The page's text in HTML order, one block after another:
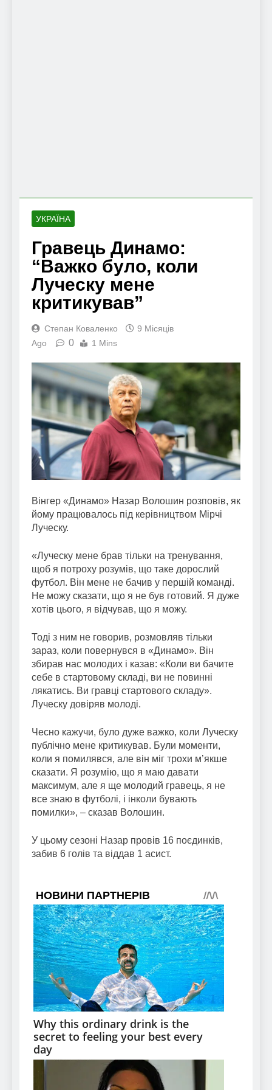
УКРАЇНА
Гравець Динамо:
“Важко було, коли
Луческу мене
критикував”
Степан Коваленко
9 Місяців
Ago
0 1 Mins
Вінгер «Динамо» Назар Волошин розповів, як
йому працювалось під керівництвом Мірчі
Луческу.
«Луческу мене брав тільки на тренування,
щоб я потроху розумів, що таке дорослий
футбол. Він мене не бачив у першій команді.
Не можу сказати, що я не був готовий. Я дуже
хотів цього, я відчував, що я можу.
Тоді з ним не говорив, розмовляв тільки
зараз, коли повернувся в «Динамо». Він
збирав нас молодих і казав: «Коли ви бачите
себе в стартовому складі, ви не повинні
лякатись. Ви гравці стартового складу».
Луческу довіряв молоді.
Чесно кажучи, було дуже важко, коли Луческу
публічно мене критикував. Були моменти,
коли я помилявся, але він міг трохи м’якше
сказати. Я розумію, що я маю давати
максимум, але я ще молодий гравець, я не
все знаю в футболі, і інколи бувають
помилки», – сказав Волошин.
У цьому сезоні Назар провів 16 поєдинків,
забив 6 голів та віддав 1 асист.